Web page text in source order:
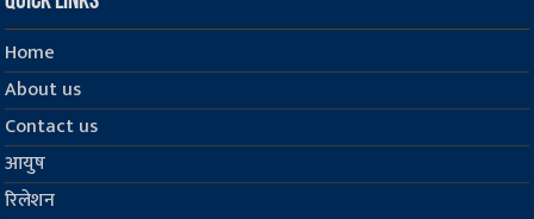
Home
About us
Contact us
आयुष
रिलेशन